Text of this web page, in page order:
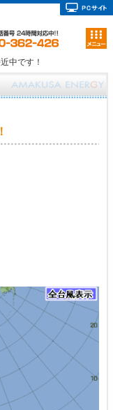
中です！